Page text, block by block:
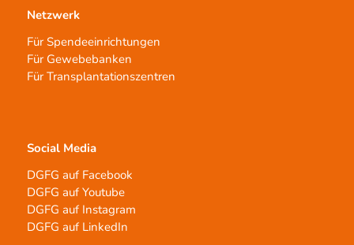
Netzwerk
Für Spendeeinrichtungen
Für Gewebebanken
Für Transplantationszentren
Social Media
DGFG auf Facebook
DGFG auf Youtube
DGFG auf Instagram
DGFG auf LinkedIn